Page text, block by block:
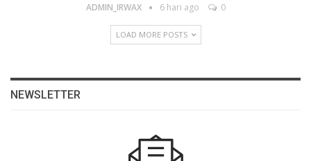
ADMIN_IRWAX 6 hari ago 0
LOAD MORE POSTS
NEWSLETTER